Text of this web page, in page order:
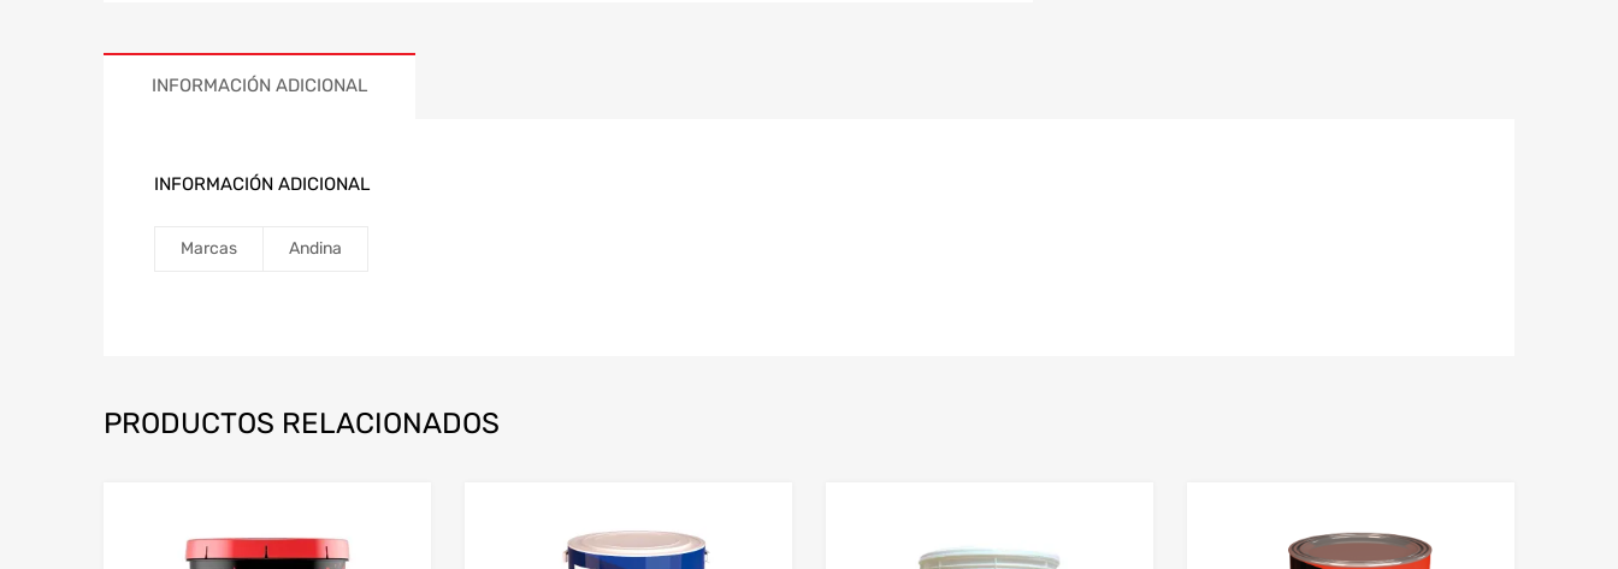
INFORMACIÓN ADICIONAL
INFORMACIÓN ADICIONAL
Marcas Andina
PRODUCTOS RELACIONADOS